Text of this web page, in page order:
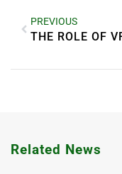
PREVIOUS
Related News